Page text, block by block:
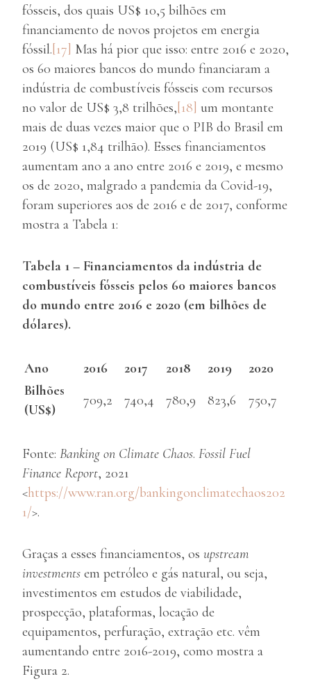
fósseis, dos quais US$ 10,5 bilhões em
financiamento de novos projetos em energia
fóssil.[17] Mas há pior que isso: entre 2016 e 2020,
os 60 maiores bancos do mundo financiaram a
indústria de combustíveis fósseis com recursos
no valor de US$ 3,8 trilhões,[18] um montante
mais de duas vezes maior que o PIB do Brasil em
2019 (US$ 1,84 trilhão). Esses financiamentos
aumentam ano a ano entre 2016 e 2019, e mesmo
os de 2020, malgrado a pandemia da Covid-19,
foram superiores aos de 2016 e de 2017, conforme
mostra a Tabela 1:
Tabela 1 – Financiamentos da indústria de
combustíveis fósseis pelos 60 maiores bancos
do mundo entre 2016 e 2020 (em bilhões de
dólares).
Ano 2016 2017 2018 2019
2020
Bilhões
(US$)
709,2 740,4 780,9 823,6 750,7
Fonte: Banking on Climate Chaos. Fossil Fuel
Finance Report, 2021
<https://www.ran.org/bankingonclimatechaos202
1/>.
Graças a esses financiamentos, os upstream
investments em petróleo e gás natural, ou seja,
investimentos em estudos de viabilidade,
prospecção, plataformas, locação de
equipamentos, perfuração, extração etc. vêm
aumentando entre 2016-2019, como mostra a
Figura 2.